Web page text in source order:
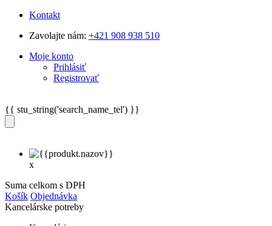
Kontakt
Zavolajte nám: +421 908 938 510
Moje konto
Prihlásiť
Registrovať
{{ stu_string('search_name_tel') }}
x
Suma celkom s DPH
Košík Objednávka
Kancelárske potreby